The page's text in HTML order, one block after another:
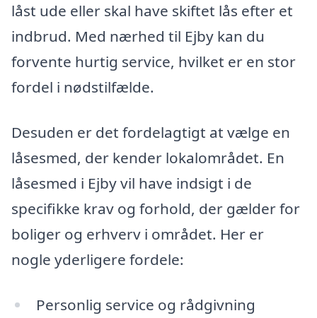
låst ude eller skal have skiftet lås efter et
indbrud. Med nærhed til Ejby kan du
forvente hurtig service, hvilket er en stor
fordel i nødstilfælde.
Desuden er det fordelagtigt at vælge en
låsesmed, der kender lokalområdet. En
låsesmed i Ejby vil have indsigt i de
specifikke krav og forhold, der gælder for
boliger og erhverv i området. Her er
nogle yderligere fordele:
Personlig service og rådgivning